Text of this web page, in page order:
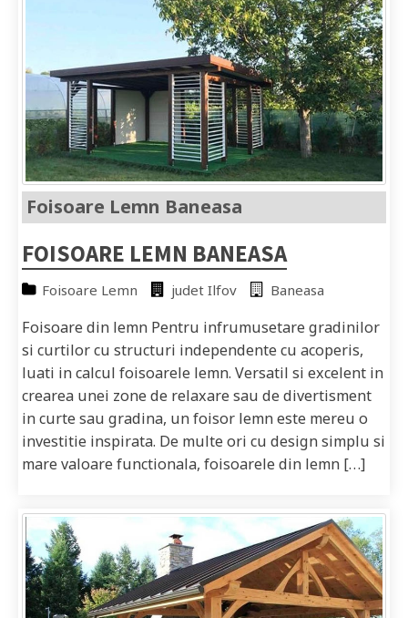
Foisoare Lemn Baneasa
FOISOARE LEMN BANEASA
Foisoare Lemn judet Ilfov Baneasa
Foisoare din lemn Pentru infrumusetare gradinilor
si curtilor cu structuri independente cu acoperis,
luati in calcul foisoarele lemn. Versatil si excelent in
crearea unei zone de relaxare sau de divertisment
in curte sau gradina, un foisor lemn este mereu o
investitie inspirata. De multe ori cu design simplu si
mare valoare functionala, foisoarele din lemn […]